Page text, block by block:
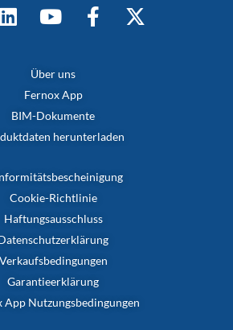
Über uns
Fernox App
BIM-Dokumente
herunterladen
Cookie-Richtlinie
Haftungsausschluss
Verkaufsbedingungen
Garantieerklärung
App Nutzungsbedingungen